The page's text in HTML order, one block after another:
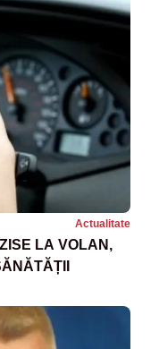
Actualitate
LA VOLAN,